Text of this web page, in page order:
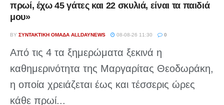
πρωί, έχω 45 γάτες και 22 σκυλιά, είναι τα παιδιά
μου»
BY ΣΥΝΤΑΚΤΙΚΉ ΟΜΆΔΑ ALLDAYNEWS 08-08-26 11:30 0
Από τις 4 τα ξημερώματα ξεκινά η
καθημερινότητα της Μαργαρίτας Θεοδωράκη,
η οποία χρειάζεται έως και τέσσερις ώρες
κάθε πρωί...